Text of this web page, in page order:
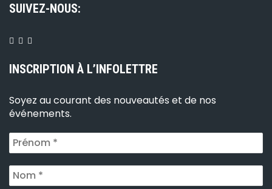
SUIVEZ-NOUS:
INSCRIPTION À L’INFOLETTRE
Soyez au courant des nouveautés et de nos
événements.